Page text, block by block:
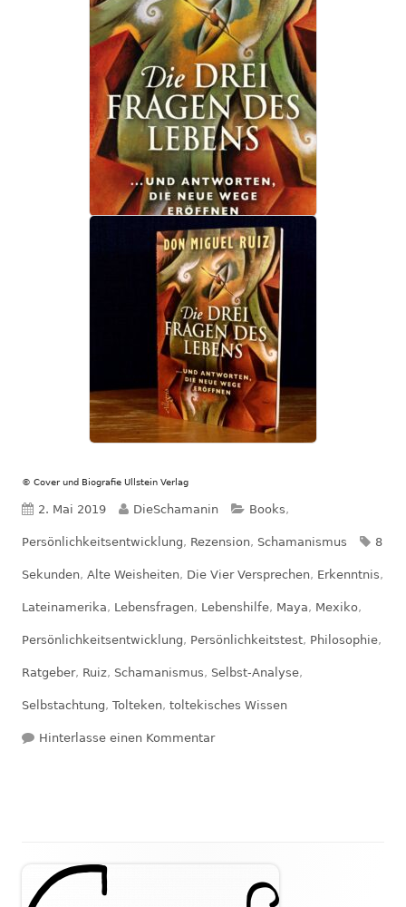
© Cover und Biografie Ullstein Verlag
Veröffentlicht
am
2. Mai 2019 Autor
DieSchamanin Kategorien
Books,
Persönlichkeitsentwicklung, Rezension, Schamanismus 8
Sekunden, Alte Weisheiten, Die Vier Versprechen, Erkenntnis,
Lateinamerika, Lebensfragen, Lebenshilfe, Maya, Mexiko,
Persönlichkeitsentwicklung, Persönlichkeitstest, Philosophie,
Ratgeber, Ruiz, Schamanismus, Selbst-Analyse,
Selbstachtung, Tolteken, toltekisches Wissen
Hinterlasse einen Kommentarzu Rezension: Die drei Fragen
Haupt-